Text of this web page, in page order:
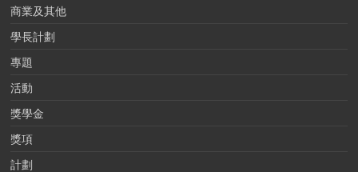
商業及其他
學長計劃
專題
活動
獎學金
獎項
計劃